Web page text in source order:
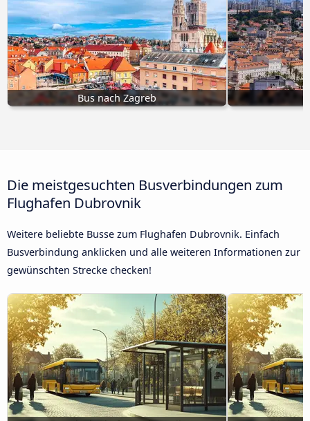
Bus nach Zagreb
Die meistgesuchten Busverbindungen zum
Flughafen Dubrovnik
Weitere beliebte Busse zum Flughafen Dubrovnik. Einfach
Busverbindung anklicken und alle weiteren Informationen zur
gewünschten Strecke checken!